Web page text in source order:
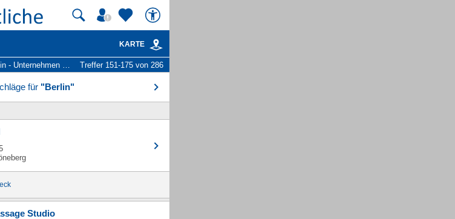
KARTE
Unternehmen und Personen Treffer 151-175 von 286
für "Berlin"
Studio